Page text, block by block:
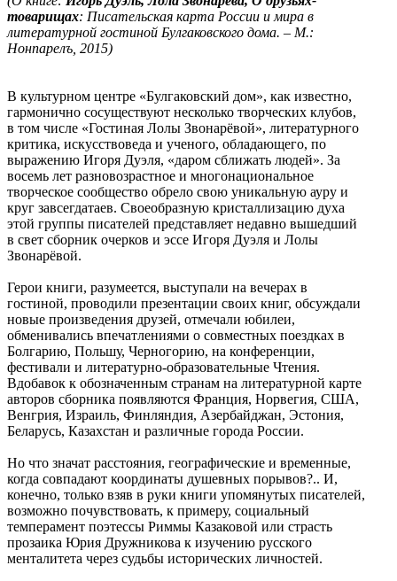
товарищах: Писательская карта России и мира в
литературной гостиной Булгаковского дома. – М.:
Нонпарелъ, 2015)
В культурном центре «Булгаковский дом», как известно,
гармонично сосуществуют несколько творческих клубов,
в том числе «Гостиная Лолы Звонарёвой», литературного
критика, искусствоведа и ученого, обладающего, по
выражению Игоря Дуэля, «даром сближать людей». За
восемь лет разновозрастное и многонациональное
творческое сообщество обрело свою уникальную ауру и
круг завсегдатаев. Своеобразную кристаллизацию духа
этой группы писателей представляет недавно вышедший
в свет сборник очерков и эссе Игоря Дуэля и Лолы
Звонарёвой.
Герои книги, разумеется, выступали на вечерах в
гостиной, проводили презентации своих книг, обсуждали
новые произведения друзей, отмечали юбилеи,
обменивались впечатлениями о совместных поездках в
Болгарию, Польшу, Черногорию, на конференции,
фестивали и литературно-образовательные Чтения.
Вдобавок к обозначенным странам на литературной карте
авторов сборника появляются Франция, Норвегия, США,
Венгрия, Израиль, Финляндия, Азербайджан, Эстония,
Беларусь, Казахстан и различные города России.
Но что значат расстояния, географические и временные,
когда совпадают координаты душевных порывов?.. И,
конечно, только взяв в руки книги упомянутых писателей,
возможно почувствовать, к примеру, социальный
темперамент поэтессы Риммы Казаковой или страсть
прозаика Юрия Дружникова к изучению русского
менталитета через судьбы исторических личностей.